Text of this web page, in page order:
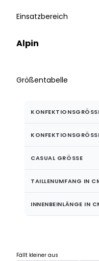
Einsatzbereich
Alpin
Größentabelle
KONFEKTIONSGRÖSSE
KONFEKTIONSGRÖSSE
CASUAL GRÖSSE
TAILLENUMFANG IN
INNENBEINLÄNGE IN
Fällt kleiner aus